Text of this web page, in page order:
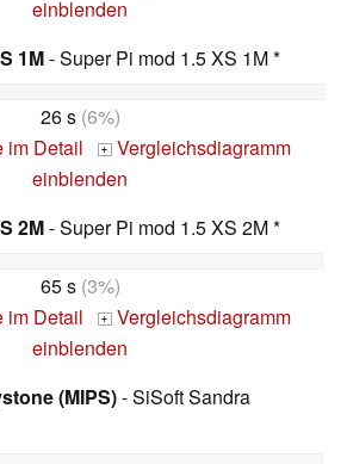
einblenden
1M- Super Pi mod 1.5 XS 1M *
26 s(6%)
im Detail + Vergleichsdiagramm
einblenden
2M- Super Pi mod 1.5 XS 2M *
65 s(3%)
im Detail + Vergleichsdiagramm
einblenden
(MIPS)- SiSoft Sandra